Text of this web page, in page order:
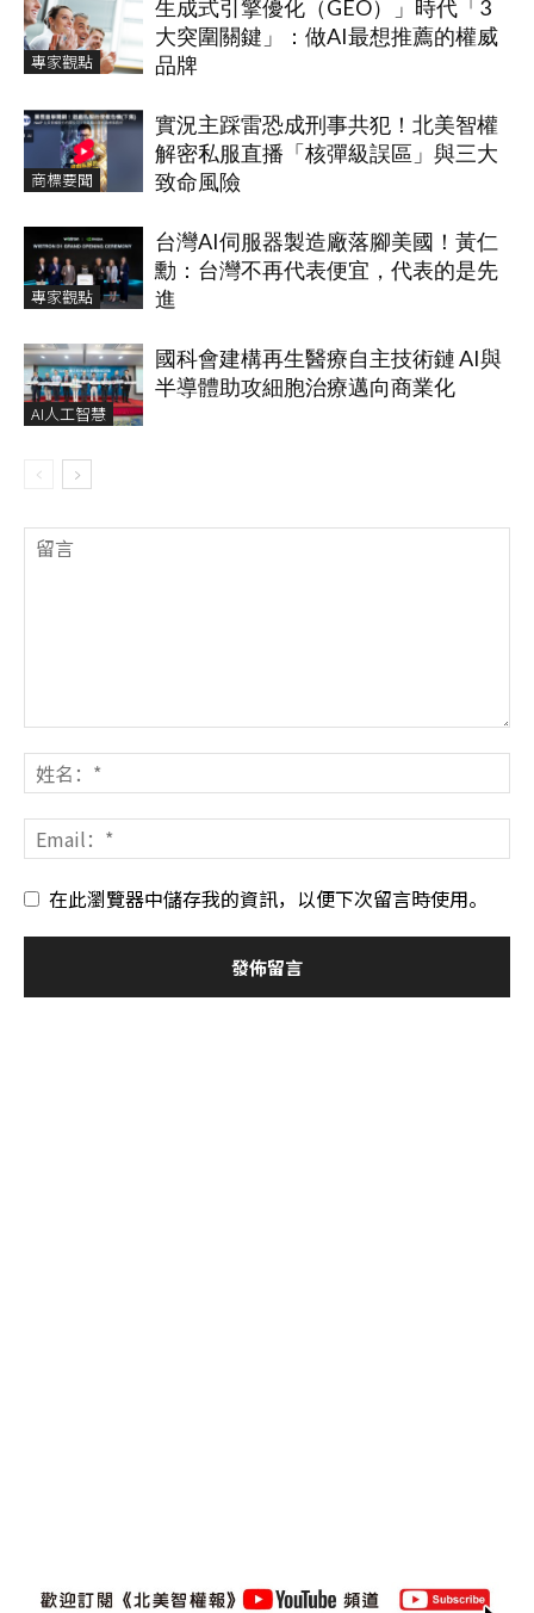
專家觀點
生成式引擎優化（GEO）」時代「3
大突圍關鍵」：做AI最想推薦的權威
品牌
商標要聞
實況主踩雷恐成刑事共犯！北美智權
解密私服直播「核彈級誤區」與三大
致命風險
專家觀點
台灣AI伺服器製造廠落腳美國！黃仁
勳：台灣不再代表便宜，代表的是先
進
AI人工智慧
國科會建構再生醫療自主技術鏈 AI與
半導體助攻細胞治療邁向商業化
在此瀏覽器中儲存我的資訊，以便下次留言時使用。